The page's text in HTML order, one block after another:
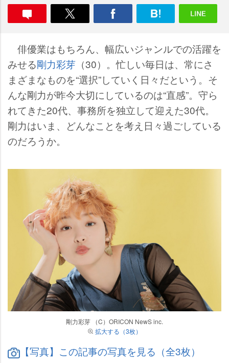
俳優業はもちろん、幅広いジャンルでの活躍を
みせる剛力彩芽 （30）。忙しい毎日は、常にさ
まざまなものを“選択”していく日々だという。そ
んな剛力が昨今大切にしているのは“直感”。守ら
れてきた20代、事務所を独立して迎えた30代。
剛力はいま、どんなことを考え日々過ごしている
のだろうか。
剛力彩芽 （C）ORICON NewS inc.
拡大する（3枚）
【写真】この記事の写真を見る（全3枚）